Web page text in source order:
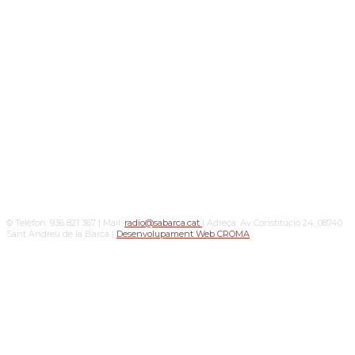
© Telèfon: 936 821 367 | Mail: radio@sabarca.cat | Adreça: Av Constitució 24, 08740
Sant Andreu de la Barca | Desenvolupament Web CROMA